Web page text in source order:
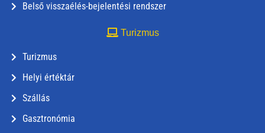
Belső visszaélés-bejelentési rendszer
Turizmus
Turizmus
Helyi értéktár
Szállás
Gasztronómia